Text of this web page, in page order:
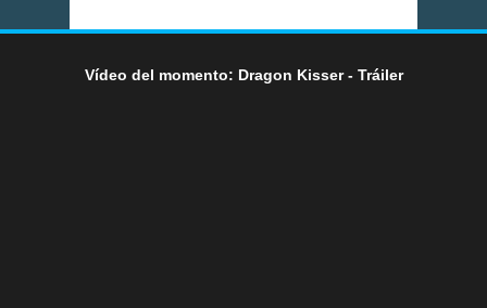
Vídeo del momento: Dragon Kisser - Tráiler